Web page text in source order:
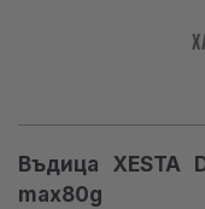
Въдица XESTA
max80g